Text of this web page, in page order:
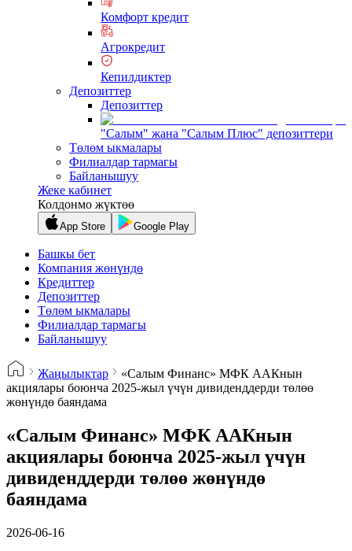
Комфорт кредит
Агрокредит
Кепилдиктер
Депозиттер
Депозиттер
"Салым" жана "Салым Плюс" депозиттери
Төлөм ыкмалары
Филиалдар тармагы
Байланышуу
Жеке кабинет
Колдонмо жүктөө
App Store Google Play
Башкы бет
Компания жөнүндө
Кредиттер
Депозиттер
Төлөм ыкмалары
Филиалдар тармагы
Байланышуу
Жаңылыктар
«Салым Финанс» МФК ААКнын
акциялары боюнча 2025-жыл үчүн дивиденддерди төлөө
жөнүндө баяндама
«Салым Финанс» МФК ААКнын
акциялары боюнча 2025-жыл үчүн
дивиденддерди төлөө жөнүндө
баяндама
2026-06-16